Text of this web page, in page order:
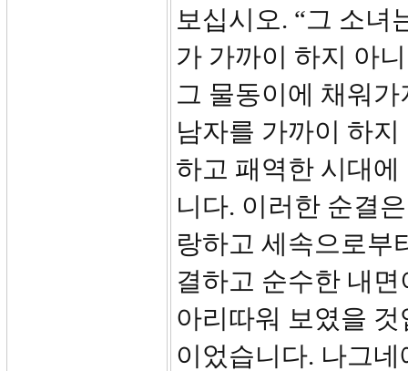
보십시오. “그 소녀
가 가까이 하지 아
그 물동이에 채워
남자를 가까이 하
하고 패역한 시대
니다. 이러한 순결
랑하고 세속으로부
결하고 순수한 내
아리따워 보였을
이었습니다. 나그